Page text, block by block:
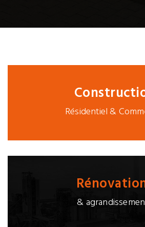
Résidentiel &
&